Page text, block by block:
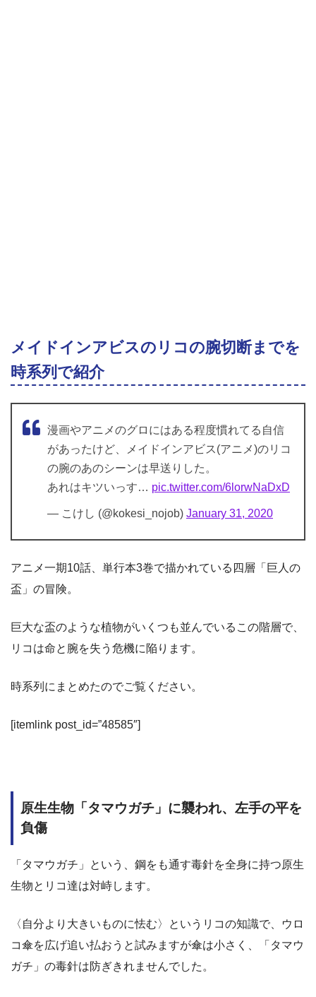
メイドインアビスのリコの腕切断までを
時系列で紹介
漫画やアニメのグロにはある程度慣れてる自信
があったけど、メイドインアビス(アニメ)のリコ
の腕のあのシーンは早送りした。
あれはキツいっす… pic.twitter.com/6lorwNaDxD
— こけし (@kokesi_nojob) January 31, 2020
アニメ一期10話、単行本3巻で描かれている四層「巨人の
盃」の冒険。
巨大な盃のような植物がいくつも並んでいるこの階層で、
リコは命と腕を失う危機に陥ります。
時系列にまとめたのでご覧ください。
[itemlink post_id=”48585″]
原生生物「タマウガチ」に襲われ、左手の平を
負傷
「タマウガチ」という、鋼をも通す毒針を全身に持つ原生
生物とリコ達は対峙します。
〈自分より大きいものに怯む〉というリコの知識で、ウロ
コ傘を広げ追い払おうと試みますが傘は小さく、「タマウ
ガチ」の毒針は防ぎきれませんでした。